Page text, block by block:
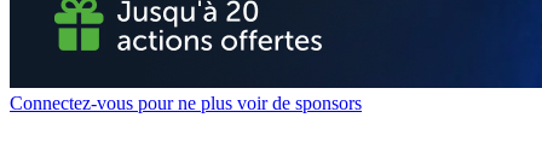
Connectez-vous pour ne plus voir de sponsors